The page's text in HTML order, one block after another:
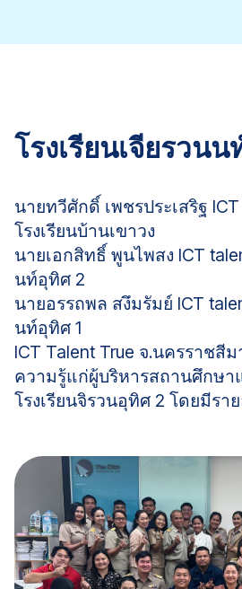
โรงเรียนเจียรวน
นายทวีศักดิ์ เพชรประเสริฐ
โรงเรียนบ้านเขาวง
นายเอกสิทธิ์ พูนไพสง ICT
นท์อุทิศ 2
นายอรรถพล สงึมรัมย์ ICT
นท์อุทิศ 1
ICT Talent True จ.นครราชสี
ความรู้แก่ผู้บริหารสถานศึกษ
โรงเรียนจิรวนอุทิศ 2 โดยมีรา